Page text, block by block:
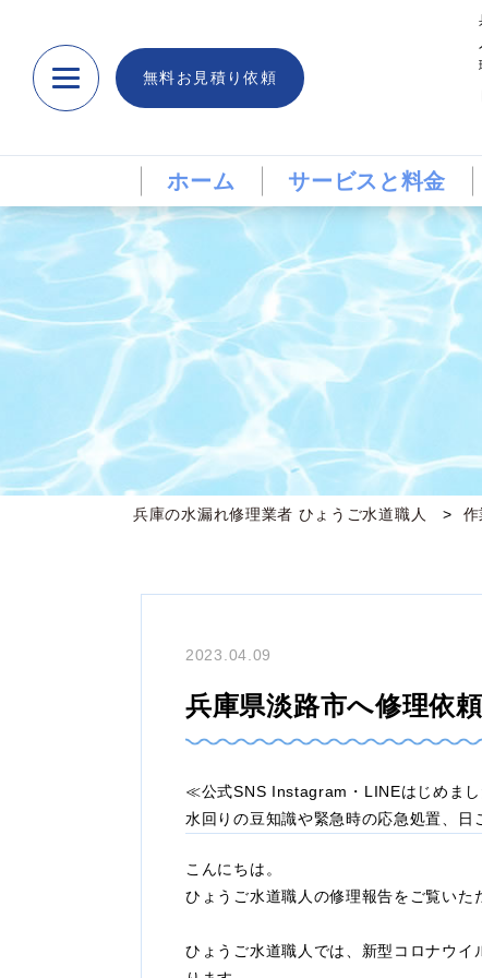
無料お見積り依頼
ホーム サービスと料金
兵庫の水漏れ修理業者 ひょうご水道職人
2023.04.09
兵庫県淡路市へ修理依
≪公式SNS Instagram・LINEはじめま
水回りの豆知識や緊急時の応急処置、日
こんにちは。
ひょうご水道職人の修理報告をご覧いた
ひょうご水道職人では、新型コロナウ